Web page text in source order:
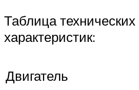
Таблица технических
характеристик:
Двигатель